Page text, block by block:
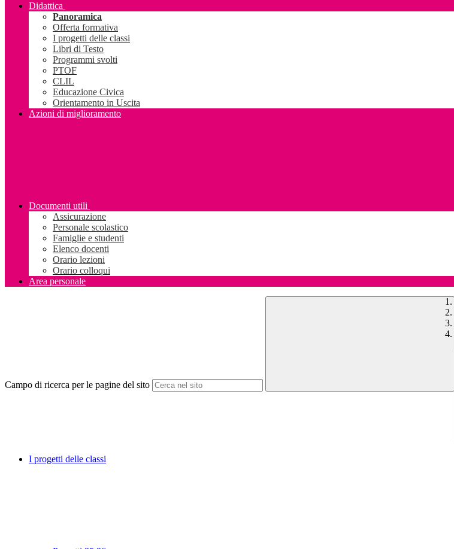
Didattica
Panoramica
Offerta formativa
I progetti delle classi
Libri di Testo
Programmi svolti
PTOF
CLIL
Educazione Civica
Orientamento in Uscita
Azioni di miglioramento
Documenti utili
Assicurazione
Personale scolastico
Famiglie e studenti
Elenco docenti
Orario lezioni
Orario colloqui
Area personale
Campo di ricerca per le pagine del sito
I progetti delle classi